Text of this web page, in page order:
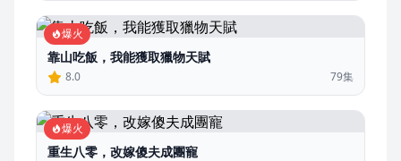
爆火
靠山吃飯，我能獲取獵物天賦
8.0 79集
爆火
重生八零，改嫁傻夫成團寵